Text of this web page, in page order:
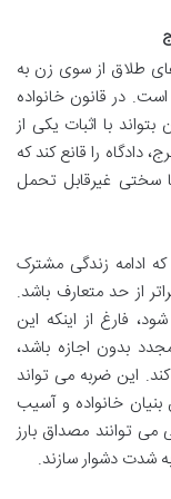
طلاق از سوی زن به
در قانون خانواده
با اثبات یکی از
را قانع کند که
سختی غیرقابل تحمل
ادامه زندگی مشترک
از حد متعارف باشد.
فارغ از اینکه این
بدون اجازه باشد،
این ضربه می تواند
خانواده و آسیب
توانند مصداق بارز
شدت دشوار سازند.